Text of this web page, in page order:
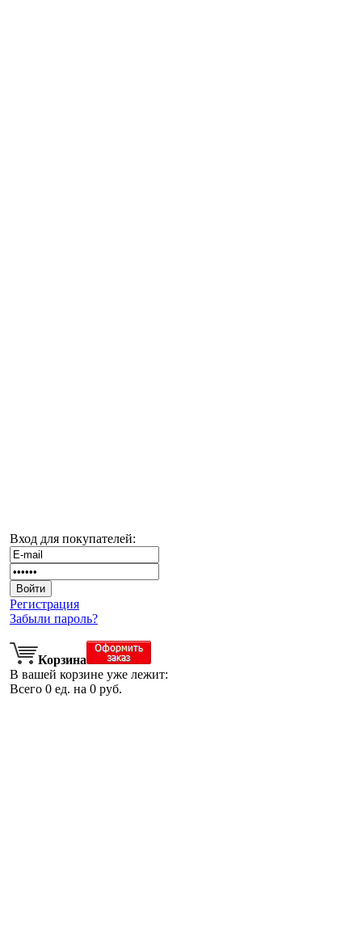
Вход для покупателей:
Регистрация
Забыли пароль?
Корзина
В вашей корзине уже лежит:
Всего 0 ед. на 0 руб.